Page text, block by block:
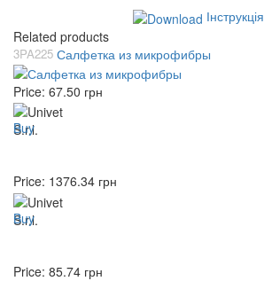
Інструкція
Related products
3PA225 Салфетка из микрофибры
Price: 67.50 грн
Buy
Price: 1376.34 грн
Buy
Price: 85.74 грн